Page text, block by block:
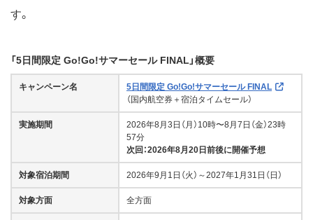
す。
「5日間限定 Go!Go!サマーセール FINAL」概要
キャンペーン名
5日間限定 Go!Go!サマーセール FINAL
（国内航空券＋宿泊タイムセール）
実施期間
2026年8月3日（月）10時〜8月7日（金）23時
57分
次回：2026年8月20日前後に開催予想
対象宿泊期間 2026年9月1日（火）～2027年1月31日（日）
対象方面 全方面